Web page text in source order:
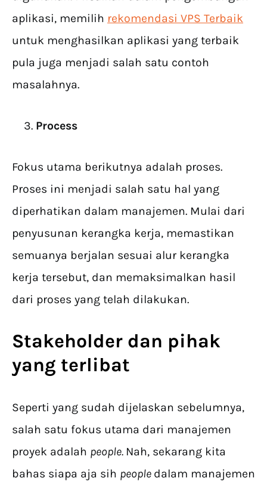
aplikasi, memilih rekomendasi VPS Terbaik
untuk menghasilkan aplikasi yang terbaik
pula juga menjadi salah satu contoh
masalahnya.
Process
Fokus utama berikutnya adalah proses.
Proses ini menjadi salah satu hal yang
diperhatikan dalam manajemen. Mulai dari
penyusunan kerangka kerja, memastikan
semuanya berjalan sesuai alur kerangka
kerja tersebut, dan memaksimalkan hasil
dari proses yang telah dilakukan.
Stakeholder dan pihak
yang terlibat
Seperti yang sudah dijelaskan sebelumnya,
salah satu fokus utama dari manajemen
proyek adalah people. Nah, sekarang kita
bahas siapa aja sih people dalam manajemen